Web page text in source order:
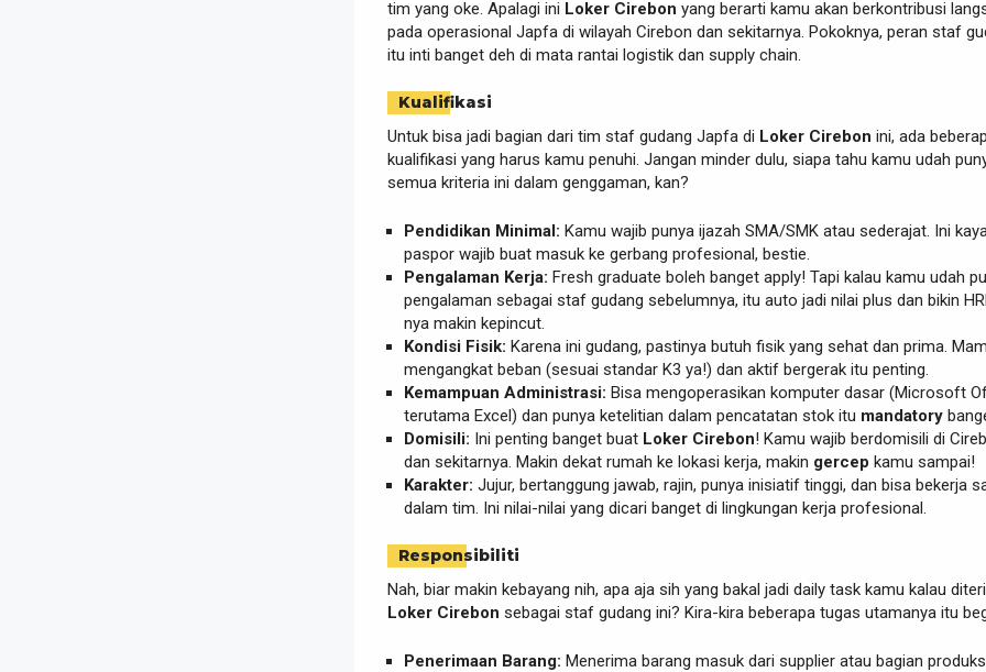
tim yang oke. Apalagi ini Loker Cirebon yang berarti kamu akan berkontribusi
pada operasional Japfa di wilayah Cirebon dan sekitarnya. Pokoknya, peran staf
itu inti banget deh di mata rantai logistik dan supply chain.
Kualifikasi
Untuk bisa jadi bagian dari tim staf gudang Japfa di Loker Cirebon ini, ada
kualifikasi yang harus kamu penuhi. Jangan minder dulu, siapa tahu kamu udah
semua kriteria ini dalam genggaman, kan?
Pendidikan Minimal: Kamu wajib punya ijazah SMA/SMK atau sederajat. Ini
paspor wajib buat masuk ke gerbang profesional, bestie.
Pengalaman Kerja: Fresh graduate boleh banget apply! Tapi kalau kamu udah
pengalaman sebagai staf gudang sebelumnya, itu auto jadi nilai plus dan bikin
nya makin kepincut.
Kondisi Fisik: Karena ini gudang, pastinya butuh fisik yang sehat dan prima.
mengangkat beban (sesuai standar K3 ya!) dan aktif bergerak itu penting.
Kemampuan Administrasi: Bisa mengoperasikan komputer dasar (Microsoft
terutama Excel) dan punya ketelitian dalam pencatatan stok itu mandatory
Domisili: Ini penting banget buat Loker Cirebon! Kamu wajib berdomisili di
dan sekitarnya. Makin dekat rumah ke lokasi kerja, makin gercep kamu sampai!
Karakter: Jujur, bertanggung jawab, rajin, punya inisiatif tinggi, dan bisa bekerja
dalam tim. Ini nilai-nilai yang dicari banget di lingkungan kerja profesional.
Responsibiliti
Nah, biar makin kebayang nih, apa aja sih yang bakal jadi daily task kamu kalau
Loker Cirebon sebagai staf gudang ini? Kira-kira beberapa tugas utamanya itu
Penerimaan Barang: Menerima barang masuk dari supplier atau bagian